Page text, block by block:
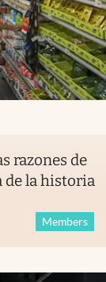
razones de
de la historia
Members